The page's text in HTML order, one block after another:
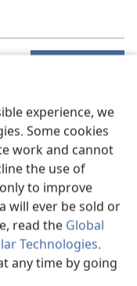
experience, we
Some cookies
work and cannot
the use of
to improve
will ever be sold or
read the Global
Technologies.
any time by going
Society of